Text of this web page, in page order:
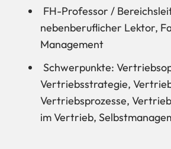
FH-Professor /
nebenberuflicher Lektor,
Management
Schwerpunkte:
Vertriebsstrategie,
Vertriebsprozesse,
im Vertrieb,